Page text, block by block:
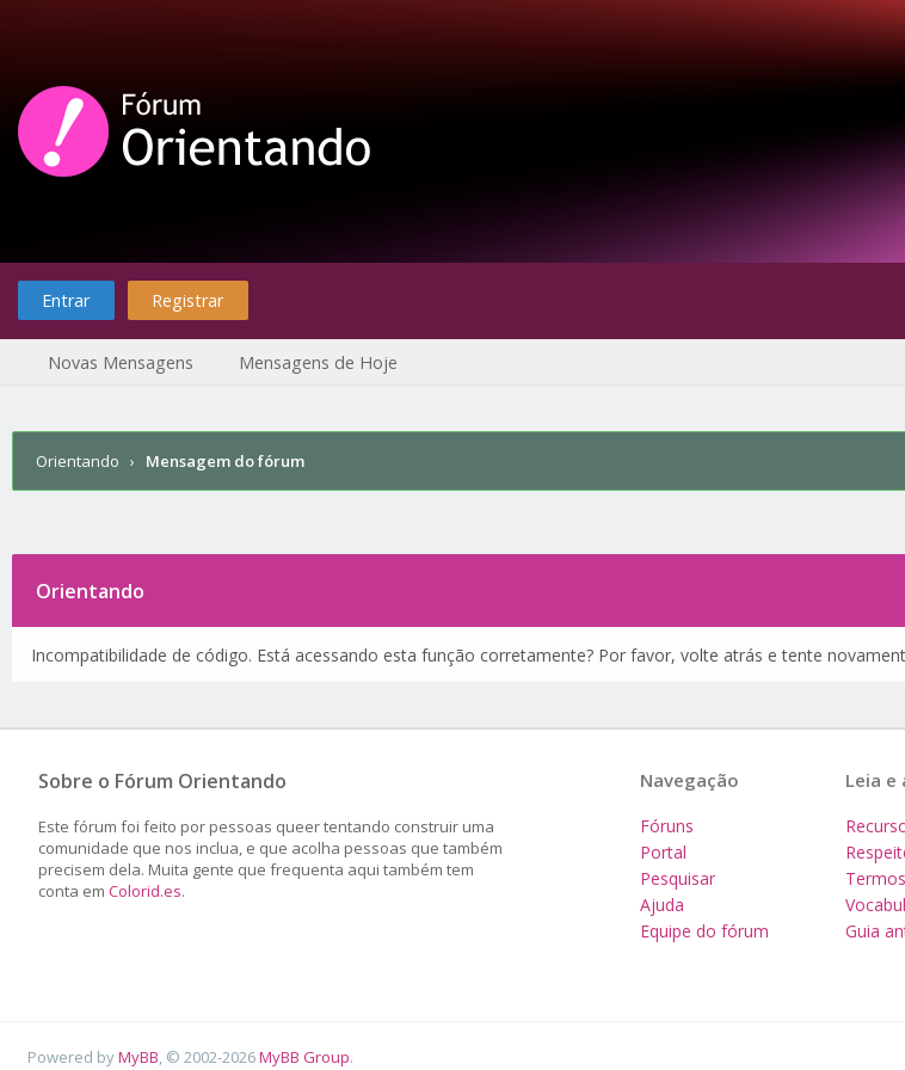
Entrar Registrar
Novas Mensagens Mensagens de Hoje
Orientando › Mensagem do fórum
Orientando
Incompatibilidade de código. Está acessando esta função corretamente? Por favor, volte atrás e tente
Sobre o Fórum Orientando
Este fórum foi feito por pessoas queer tentando construir uma
comunidade que nos inclua, e que acolha pessoas que também
precisem dela. Muita gente que frequenta aqui também tem
conta em Colorid.es.
Leia e
Guia
Navegação
Fóruns
Portal
Pesquisar
Ajuda
Equipe do fórum
Powered byMyBB , © 2002-2026MyBB Group.